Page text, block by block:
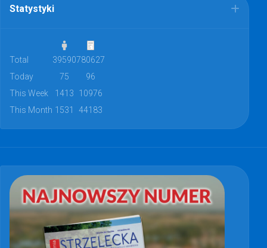
Statystyki
Total 39590780627
Today
75
96
This Week
1413
10976
This Month 1531 44183